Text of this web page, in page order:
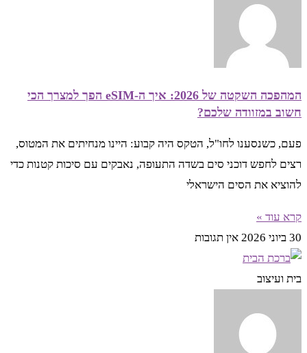
המהפכה השקטה של 2026: איך ה-eSIM הפך למצרך הכי
חשוב במזוודה שלכם?
פעם, כשנסענו לחו"ל, הטקס היה קבוע: היינו מנחיתים את המטוס,
רצים לחפש דוכני סים בשדה התעופה, נאבקים עם סיכות קטנות כדי
להוציא את הסים הישראלי
קרא עוד »
30 ביוני 2026
אין תגובות
בית ועיצוב